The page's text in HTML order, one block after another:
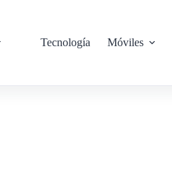
Tecnología Móviles